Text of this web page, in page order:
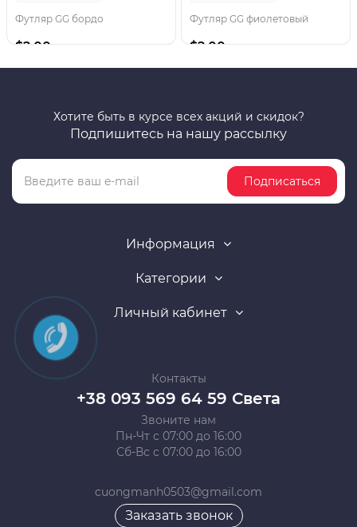
Футляр GG бордо
$2.00
Футляр GG фиолетовый
$2.00
Хотите быть в курсе всех акций и скидок?
Подпишитесь на нашу рассылку
Подписаться
Информация
Категории
Личный кабинет
Контакты
+38 093 569 64 59 Света
Звоните нам
Пн-Чт с 07:00 до 16:00
Сб-Вс с 07:00 до 16:00
cuongmanh0503@gmail.com
Заказать звонок